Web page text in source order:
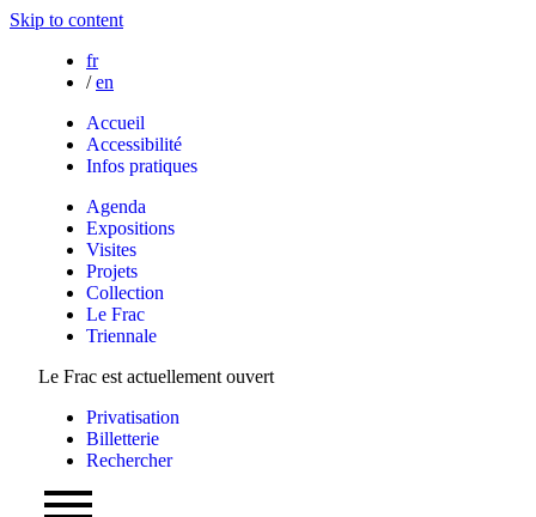
Skip to content
fr
/ en
Accueil
Accessibilité
Infos pratiques
Agenda
Expositions
Visites
Projets
Collection
Le Frac
Triennale
Le Frac est actuellement ouvert
Privatisation
Billetterie
Rechercher